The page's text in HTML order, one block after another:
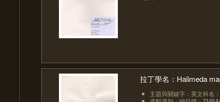
拉丁學名：Halimeda
主題與關鍵字：英文科名